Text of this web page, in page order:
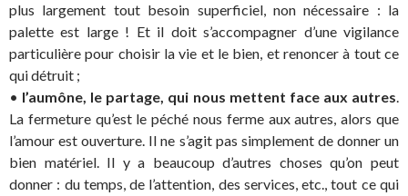
plus largement tout besoin superficiel, non nécessaire : la
palette est large ! Et il doit s’accompagner d’une vigilance
particulière pour choisir la vie et le bien, et renoncer à tout ce
qui détruit ;
• l’aumône, le partage, qui nous mettent face aux autres.
La fermeture qu’est le péché nous ferme aux autres, alors que
l’amour est ouverture. Il ne s’agit pas simplement de donner un
bien matériel. Il y a beaucoup d’autres choses qu’on peut
donner : du temps, de l’attention, des services, etc., tout ce qui